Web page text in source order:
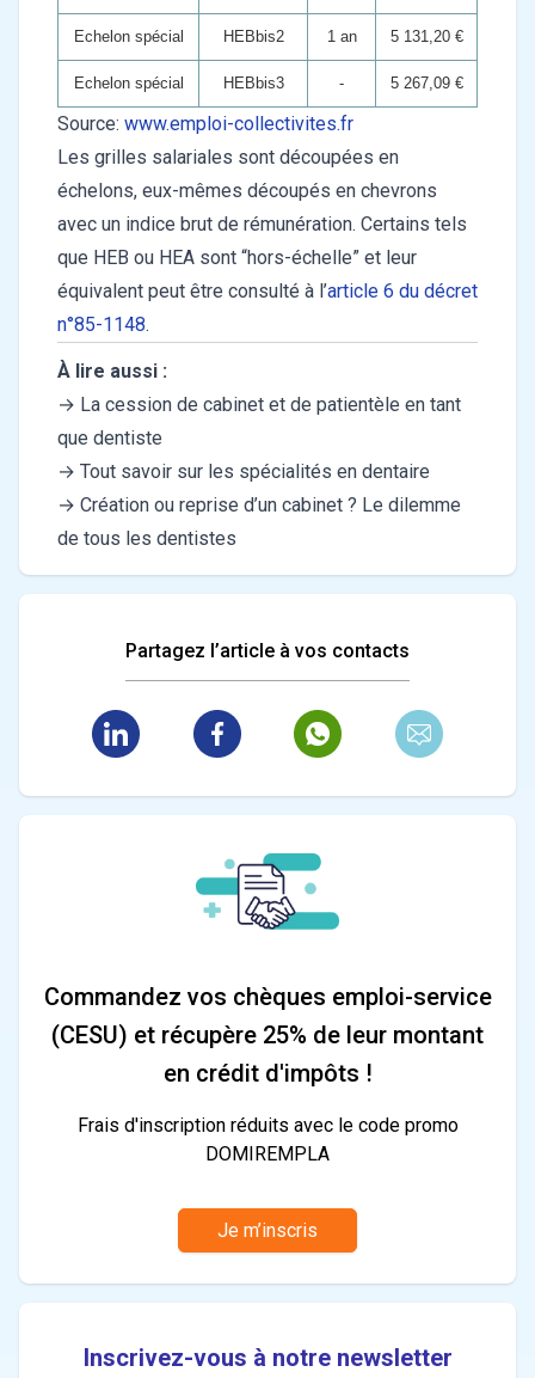
Echelon spécial HEBbis2 1 an 5 131,20 €
Echelon spécial HEBbis3 - 5 267,09 €
Source: www.emploi-collectivites.fr
Les grilles salariales sont découpées en
échelons, eux-mêmes découpés en chevrons
avec un indice brut de rémunération. Certains tels
que HEB ou HEA sont “hors-échelle” et leur
équivalent peut être consulté à l’article 6 du décret
n°85-1148.
À lire aussi :
→ La cession de cabinet et de patientèle en tant
que dentiste
→ Tout savoir sur les spécialités en dentaire
→ Création ou reprise d’un cabinet ? Le dilemme
de tous les dentistes
Partagez l’article à vos contacts
Commandez vos chèques emploi-service
(CESU) et récupère 25% de leur montant
en crédit d'impôts !
Frais d'inscription réduits avec le code promo
DOMIREMPLA
Je m’inscris
Inscrivez-vous à notre newsletter